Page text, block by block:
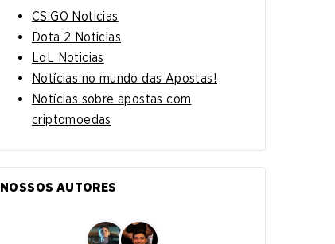
CS:GO Noticias
Dota 2 Noticias
LoL Noticias
Notícias no mundo das Apostas!
Notícias sobre apostas com
criptomoedas
NOSSOS AUTORES